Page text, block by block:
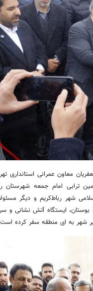
معاون عمرانی استانداری
ترابی امام جمعه شهرستان
شهر رباط‌کریم و دیگر
بوستان، ایستگاه آتش نشانی و
ای منطقه سفر کرده